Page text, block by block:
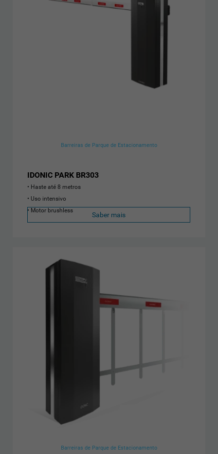
Barreiras de Parque de Estacionamento
IDONIC PARK BR303
Haste até 8 metros
Uso intensivo
Motor brushless
Saber mais
Barreiras de Parque de Estacionamento